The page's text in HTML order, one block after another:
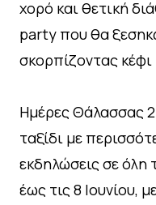
χορό και θετική
party που θα
σκορπίζοντας κέφι
Ημέρες Θάλασσας
ταξίδι με
εκδηλώσεις σε όλη
έως τις 8 Ιουνίου,